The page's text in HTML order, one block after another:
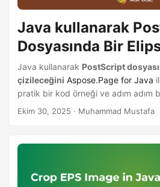
Java kullanarak
Dosyasında Bir
Java kullanarak PostScript
çizileceğini Aspose.Page for Java
pratik bir kod örneği ve adım adım
Ekim 30, 2025 · Muhammad Mustafa